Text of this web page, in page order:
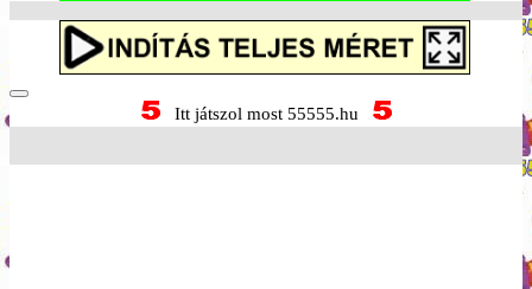
Itt játszol most 55555.hu